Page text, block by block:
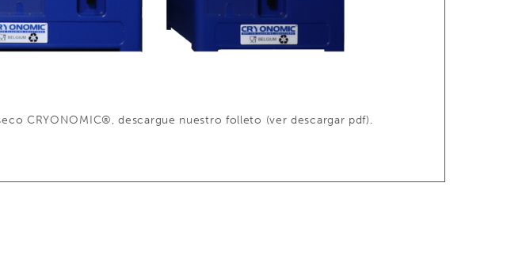
CRYONOMIC®, descargue nuestro folleto (ver descargar pdf).